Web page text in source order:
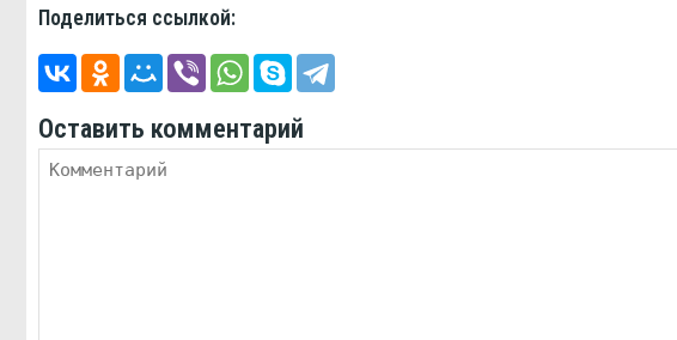
Поделиться ссылкой:
Оставить комментарий